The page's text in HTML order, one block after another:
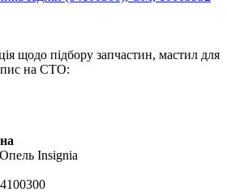
щодо підбору запчастин, мастил для
на СТО:
Insignia